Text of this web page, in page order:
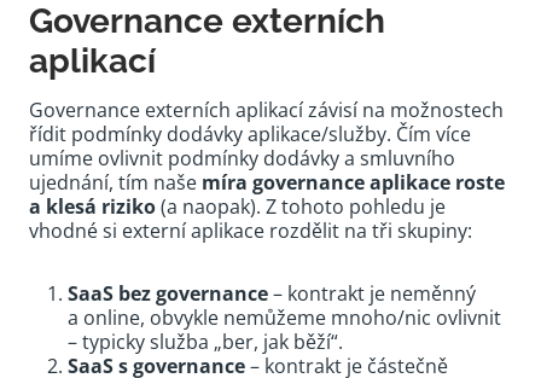
Governance externích
aplikací
Governance externích aplikací závisí na možnostech
řídit podmínky dodávky aplikace/služby. Čím více
umíme ovlivnit podmínky dodávky a smluvního
ujednání, tím naše míra governance aplikace roste
a klesá riziko(a naopak). Z tohoto pohledu je
vhodné si externí aplikace rozdělit na tři skupiny:
SaaS bez governance– kontrakt je neměnný
a online, obvykle nemůžeme mnoho/nic ovlivnit
– typicky služba „ber, jak běží“.
SaaS s governance– kontrakt je částečně